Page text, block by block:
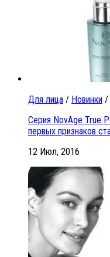
Для лица / Новинки /
Серия NovAge True
первых признаков
12 Июл, 2016